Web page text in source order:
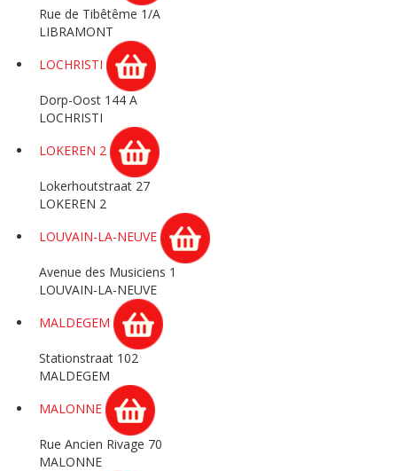
Rue de Tibêtême 1/A
LIBRAMONT
LOCHRISTI
Dorp-Oost 144 A
LOCHRISTI
LOKEREN 2
Lokerhoutstraat 27
LOKEREN 2
LOUVAIN-LA-NEUVE
Avenue des Musiciens 1
LOUVAIN-LA-NEUVE
MALDEGEM
Stationstraat 102
MALDEGEM
MALONNE
Rue Ancien Rivage 70
MALONNE